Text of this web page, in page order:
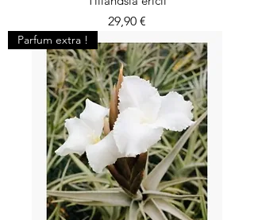
Prix
29,90 €
Parfum extra !